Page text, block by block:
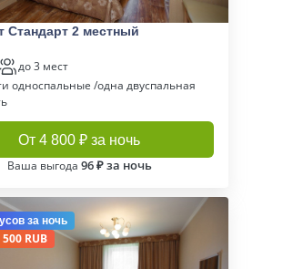
Стандарт 2 местный
до 3 мест
односпальные /одна двуспальная
От 4 800 ₽ за ночь
Ваша выгода 96 ₽ за ночь
за ночь
RUB